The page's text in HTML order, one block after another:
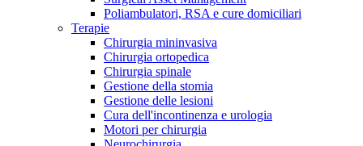
Poliambulatori, RSA e cure domiciliari
Terapie
Chirurgia mininvasiva
Chirurgia ortopedica
Chirurgia spinale
Gestione della stomia
Gestione delle lesioni
Cura dell'incontinenza e urologia
Motori per chirurgia